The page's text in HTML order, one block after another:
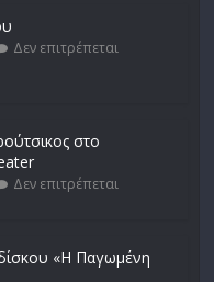
Δεν επιτρέπεται
στο
Δεν επιτρέπεται
«Η Παγωμένη